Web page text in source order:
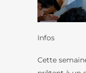
Infos
Cette